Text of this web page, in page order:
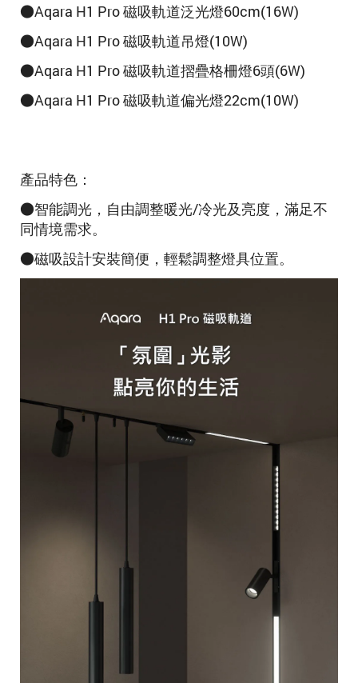
●Aqara H1 Pro 磁吸軌道泛光燈60cm(16W)
●Aqara H1 Pro 磁吸軌道吊燈(10W)
●Aqara H1 Pro 磁吸軌道摺疊格柵燈6頭(6W)
●Aqara H1 Pro 磁吸軌道偏光燈22cm(10W)
產品特色：
●智能調光，自由調整暖光/冷光及亮度，滿足不
同情境需求。
●磁吸設計安裝簡便，輕鬆調整燈具位置。